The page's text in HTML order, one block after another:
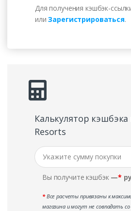
Для получения кэшбэк-
илиЗарегистрироваться.
Калькулятор кэшбэка
Resorts
Вы получите кэшбэк —*
*Все расчеты привязаны к
магазина и могут не совпадать